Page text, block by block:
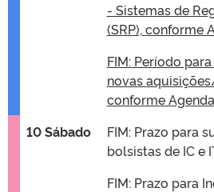
- Sistemas de
(SRP), conforme
FIM: Período
novas
conforme
10 Sábado
FIM: Prazo para
bolsistas de IC e
FIM: Prazo para